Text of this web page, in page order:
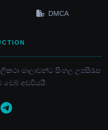
DMCA
මාලාවන්ට සිංහල උපසිරැස
වෙබ් අඩවියයි.